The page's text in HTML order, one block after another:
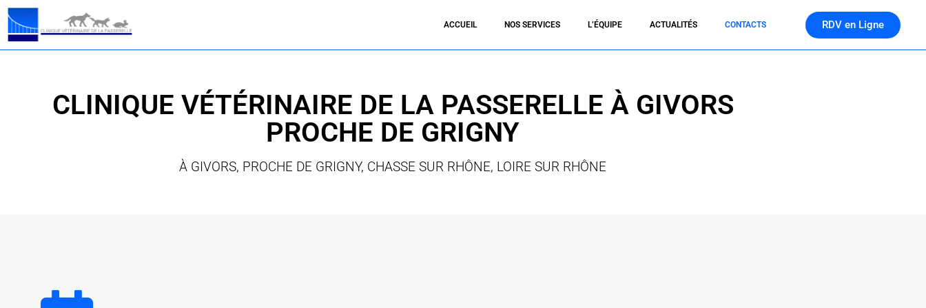
ACCUEIL NOS SERVICES L’ÉQUIPE ACTUALITÉS CONTACTS RDV en Ligne
CLINIQUE VÉTÉRINAIRE DE LA PASSERELLE À GIVORS
PROCHE DE GRIGNY
À GIVORS, PROCHE DE GRIGNY, CHASSE SUR RHÔNE, LOIRE SUR RHÔNE